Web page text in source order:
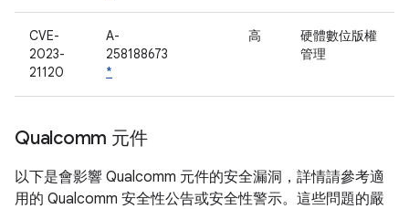
CVE-
2023-
21120
A-
258188673
*
高
硬體數位版權
管理
Qualcomm 元件
以下是會影響 Qualcomm 元件的安全漏洞，詳情請參考適
用的 Qualcomm 安全性公告或安全性警示。這些問題的嚴